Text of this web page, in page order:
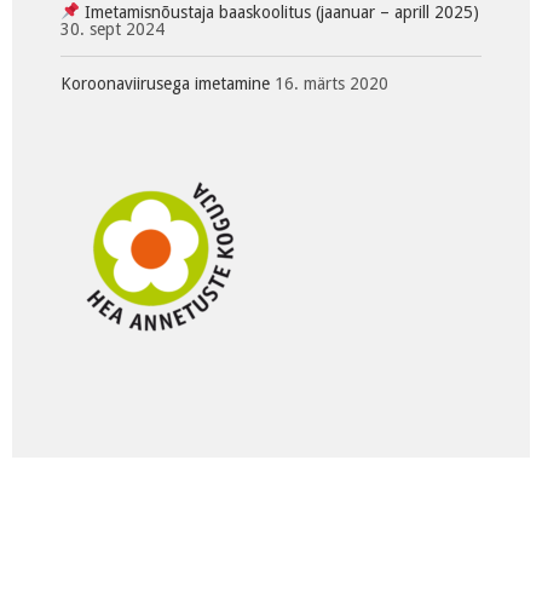
Imetamisnõustaja baaskoolitus (jaanuar – aprill 2025)
30. sept 2024
Koroonaviirusega imetamine 16. märts 2020